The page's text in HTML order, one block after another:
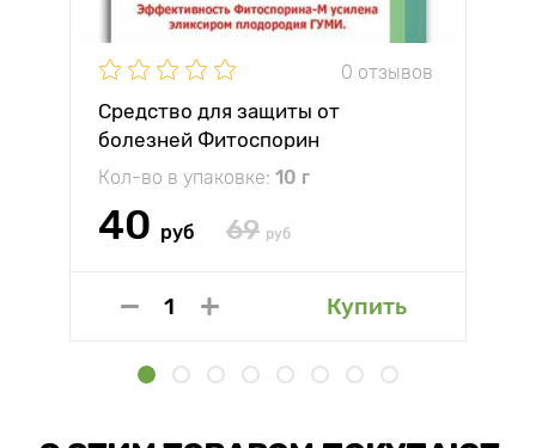
0 отзывов
Средство для защиты от
болезней Фитоспорин
Кол-во в упаковке: 10 г
40 руб 69 руб
Купить